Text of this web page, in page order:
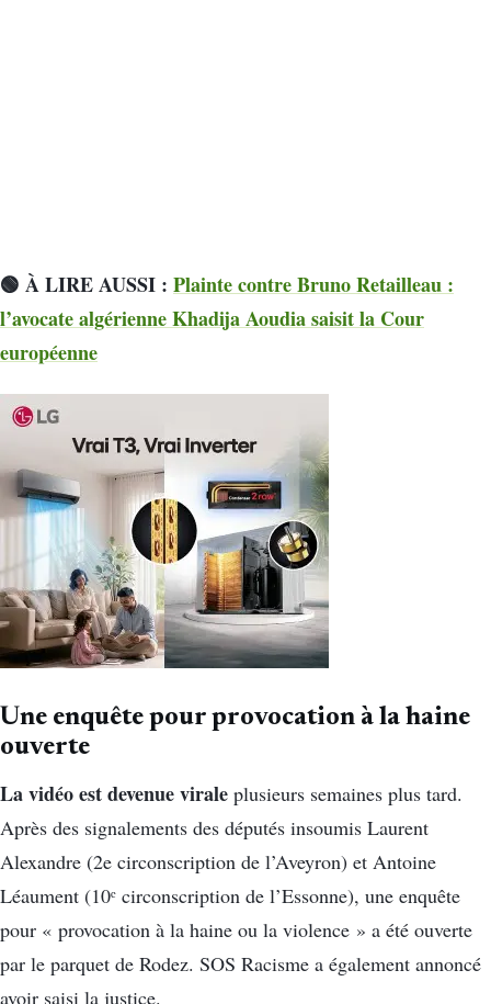
🟢 À LIRE AUSSI : Plainte contre Bruno Retailleau :
l’avocate algérienne Khadija Aoudia saisit la Cour
européenne
Une enquête pour provocation à la haine
ouverte
La vidéo est devenue virale plusieurs semaines plus tard.
Après des signalements des députés insoumis Laurent
Alexandre (2e circonscription de l’Aveyron) et Antoine
Léaument (10ᵉ circonscription de l’Essonne), une enquête
pour « provocation à la haine ou la violence » a été ouverte
par le parquet de Rodez. SOS Racisme a également annoncé
avoir saisi la justice.